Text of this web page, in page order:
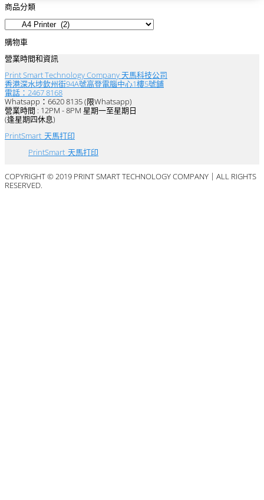
商品分類
購物車
營業時間和資訊
Print Smart Technology Company 天馬科技公司
香港深水埗欽州街94A號高登電腦中心1樓5號鋪
電話：2467 8168
Whatsapp：6620 8135 (限Whatsapp)
營業時間 : 12PM - 8PM 星期一至星期日
(逢星期四休息)
PrintSmart_天馬打印
PrintSmart_天馬打印
COPYRIGHT © 2019 PRINT SMART TECHNOLOGY COMPANY｜ALL RIGHTS
RESERVED.